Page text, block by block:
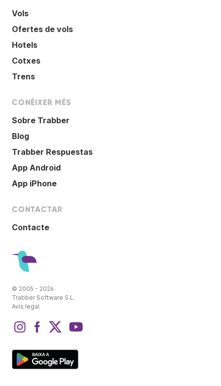
Vols
Ofertes de vols
Hotels
Cotxes
Trens
CONÈIXER MÉS
Sobre Trabber
Blog
Trabber Respuestas
App Android
App iPhone
CONTACTAR
Contacte
© 2005 - 2026
Trabber Software S.L.
Avís legal